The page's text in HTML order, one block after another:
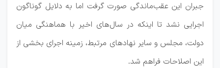
جبران این عقب‌ماندگی صورت گرفت اما به دلایل گوناگون
اجرایی نشد تا اینکه در سال‌های اخیر با هماهنگی میان
دولت، مجلس و سایر نهادهای مرتبط، زمینه اجرای بخشی از
این اصلاحات فراهم شد.